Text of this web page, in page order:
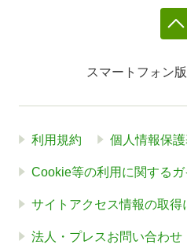
スマートフォン版
利用規約 個人情報保
Cookie等の利用に関する
サイトアクセス情報の取得
法人・プレスお問い合わせ